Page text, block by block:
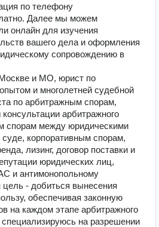
по телефону
Далее мы можем
онлайн для изучения
вашего дела и оформления
сопровождению в
и МО, юрист по
и многолетней судебной
по арбитражным спорам,
арбитражного
спорам между юридическими
корпоративным спорам,
лизинг, договор поставки и
юридических лиц,
и антимонопольному
цель - добиться вынесения
обеспечивая законную
на каждом этапе арбитражного
на разрешении